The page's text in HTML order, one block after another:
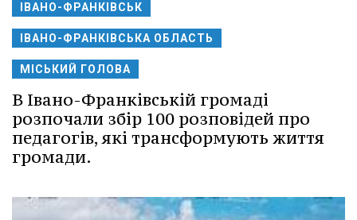
ІВАНО-ФРАНКІВСЬК
ІВАНО-ФРАНКІВСЬКА ОБЛАСТЬ
МІСЬКИЙ ГОЛОВА
В Івано-Франківській громаді
розпочали збір 100 розповідей про
педагогів, які трансформують життя
громади.